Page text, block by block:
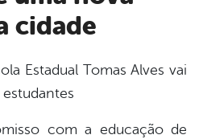
cidade
Estadual Tomas Alves vai
com a educação de